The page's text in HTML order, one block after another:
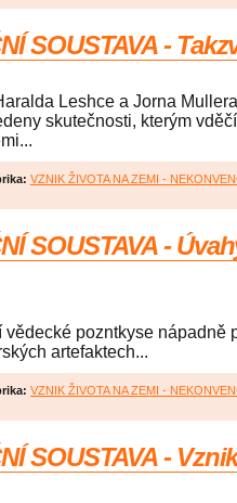
SOUSTAVA -
Leshce a Jorna
skutečnosti, kterým
VZNIK ŽIVOTA NA ZEMI -
SOUSTAVA -
vědecké pozntkyse nápadně
artefaktech...
VZNIK ŽIVOTA NA ZEMI -
SOUSTAVA -